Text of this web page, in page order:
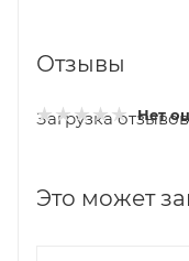
Отзывы
Нет
Загрузка
Это может